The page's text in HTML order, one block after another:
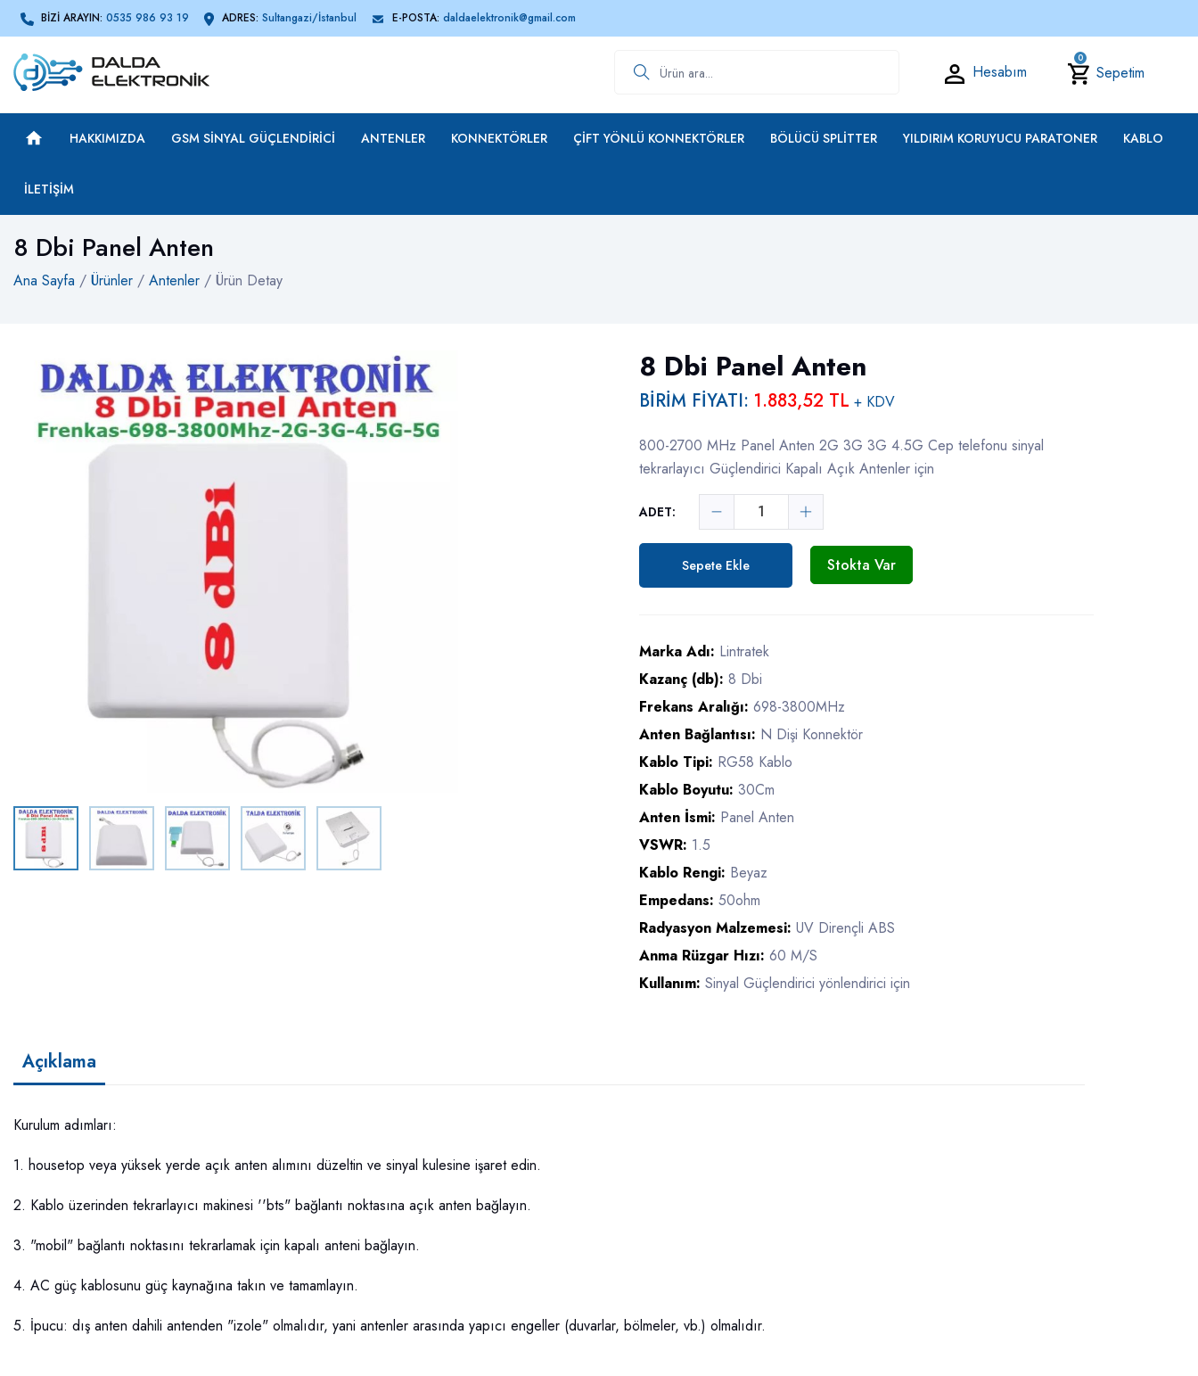
BİZİ ARAYIN: 0535 986 93 19 ADRES: Sultangazi/İstanbul E-POSTA: daldaelektronik@gmail.com
Hesabım Sepetim
0
HAKKIMIZDA GSM SINYAL GÜÇLENDIRICI ANTENLER KONNEKTÖRLER ÇIFT YÖNLÜ KONNEKTÖRLER BÖLÜCÜ SPLITTER YILDIRIM KORUYUCU PARATONER KABLO
İLETIŞIM
8 Dbi Panel Anten
Ana Sayfa / Ürünler / Antenler / Ürün Detay
8 Dbi Panel Anten
BİRİM FİYATI: 1.883,52 TL + KDV
800-2700 MHz Panel Anten 2G 3G 3G 4.5G Cep telefonu sinyal
tekrarlayıcı Güçlendirici Kapalı Açık Antenler için
ADET:
Sepete Ekle Stokta Var
Marka Adı: Lintratek
Kazanç (db): 8 Dbi
Frekans Aralığı: 698-3800MHz
Anten Bağlantısı: N Dişi Konnektör
Kablo Tipi: RG58 Kablo
Kablo Boyutu: 30Cm
Anten İsmi: Panel Anten
VSWR: 1.5
Kablo Rengi: Beyaz
Empedans: 50ohm
Radyasyon Malzemesi: UV Dirençli ABS
Anma Rüzgar Hızı: 60 M/S
Kullanım: Sinyal Güçlendirici yönlendirici için
Açıklama
Kurulum adımları:
1. housetop veya yüksek yerde açık anten alımını düzeltin ve sinyal kulesine işaret edin.
2. Kablo üzerinden tekrarlayıcı makinesi ''bts" bağlantı noktasına açık anten bağlayın.
3. "mobil" bağlantı noktasını tekrarlamak için kapalı anteni bağlayın.
4. AC güç kablosunu güç kaynağına takın ve tamamlayın.
5. İpucu: dış anten dahili antenden "izole" olmalıdır, yani antenler arasında yapıcı engeller (duvarlar, bölmeler, vb.) olmalıdır.